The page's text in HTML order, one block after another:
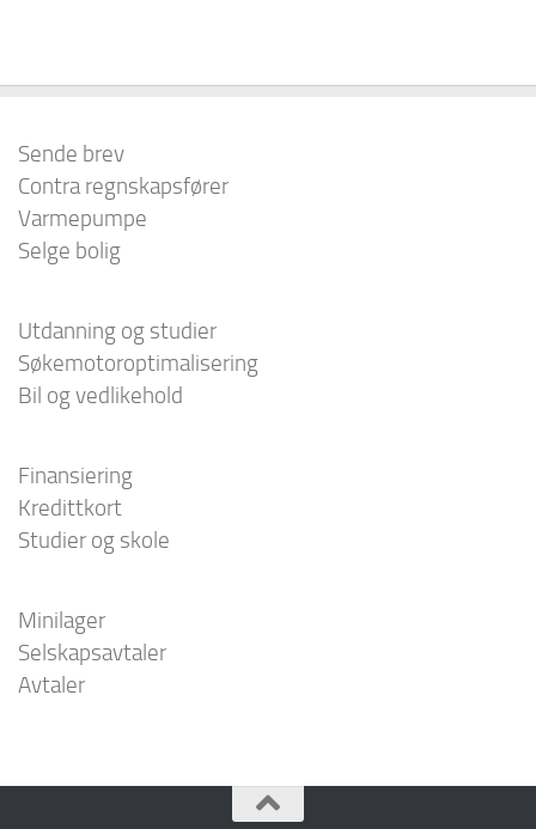
Sende brev
Contra regnskapsfører
Varmepumpe
Selge bolig
Utdanning og studier
Søkemotoroptimalisering
Bil og vedlikehold
Finansiering
Kredittkort
Studier og skole
Minilager
Selskapsavtaler
Avtaler